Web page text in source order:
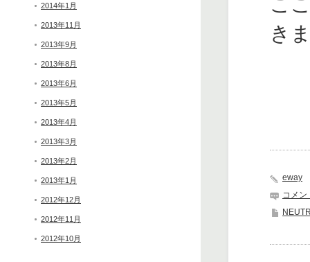
2014年1月
2013年11月
2013年9月
2013年8月
2013年6月
2013年5月
2013年4月
2013年3月
2013年2月
2013年1月
2012年12月
2012年11月
2012年10月
き
eway
コメン